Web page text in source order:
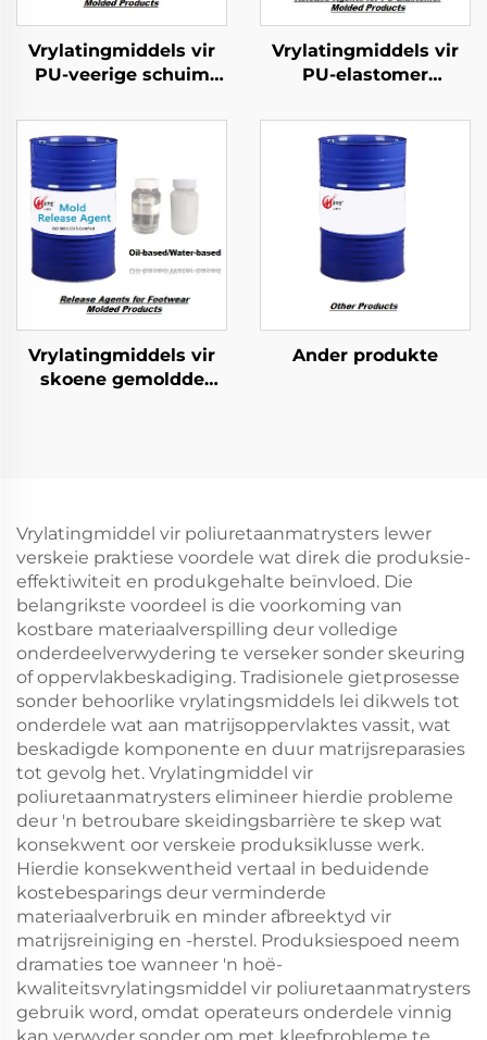
Vrylatingmiddels vir
PU-veerige schuim
Vrylatingmiddels vir
PU-elastomer
Vrylatingmiddels vir
skoene gemoldde
Ander produkte
Vrylatingmiddel vir poliuretaanmatrysters lewer
verskeie praktiese voordele wat direk die produksie-
effektiwiteit en produkgehalte beïnvloed. Die
belangrikste voordeel is die voorkoming van
kostbare materiaalverspilling deur volledige
onderdeelverwydering te verseker sonder skeuring
of oppervlakbeskadiging. Tradisionele gietprosesse
sonder behoorlike vrylatingsmiddels lei dikwels tot
onderdele wat aan matrijsoppervlaktes vassit, wat
beskadigde komponente en duur matrijsreparasies
tot gevolg het. Vrylatingmiddel vir
poliuretaanmatrysters elimineer hierdie probleme
deur 'n betroubare skeidingsbarrière te skep wat
konsekwent oor verskeie produksiklusse werk.
Hierdie konsekwentheid vertaal in beduidende
kostebesparings deur verminderde
materiaalverbruik en minder afbreektyd vir
matrijsreiniging en -herstel. Produksiespoed neem
dramaties toe wanneer 'n hoë-
kwaliteitsvrylatingsmiddel vir poliuretaanmatrysters
gebruik word, omdat operateurs onderdele vinnig